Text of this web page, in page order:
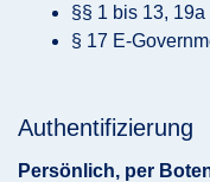
§§ 1 bis 13,
§ 17 E-
Authentifizierung
Persönlich, per